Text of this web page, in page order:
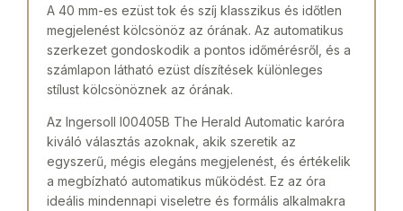
A 40 mm-es ezüst tok és szíj klasszikus és időtlen
megjelenést kölcsönöz az órának. Az automatikus
szerkezet gondoskodik a pontos időmérésről, és a
számlapon látható ezüst díszítések különleges
stílust kölcsönöznek az órának.
Az Ingersoll I00405B The Herald Automatic karóra
kiváló választás azoknak, akik szeretik az
egyszerű, mégis elegáns megjelenést, és értékelik
a megbízható automatikus működést. Ez az óra
ideális mindennapi viseletre és formális alkalmakra